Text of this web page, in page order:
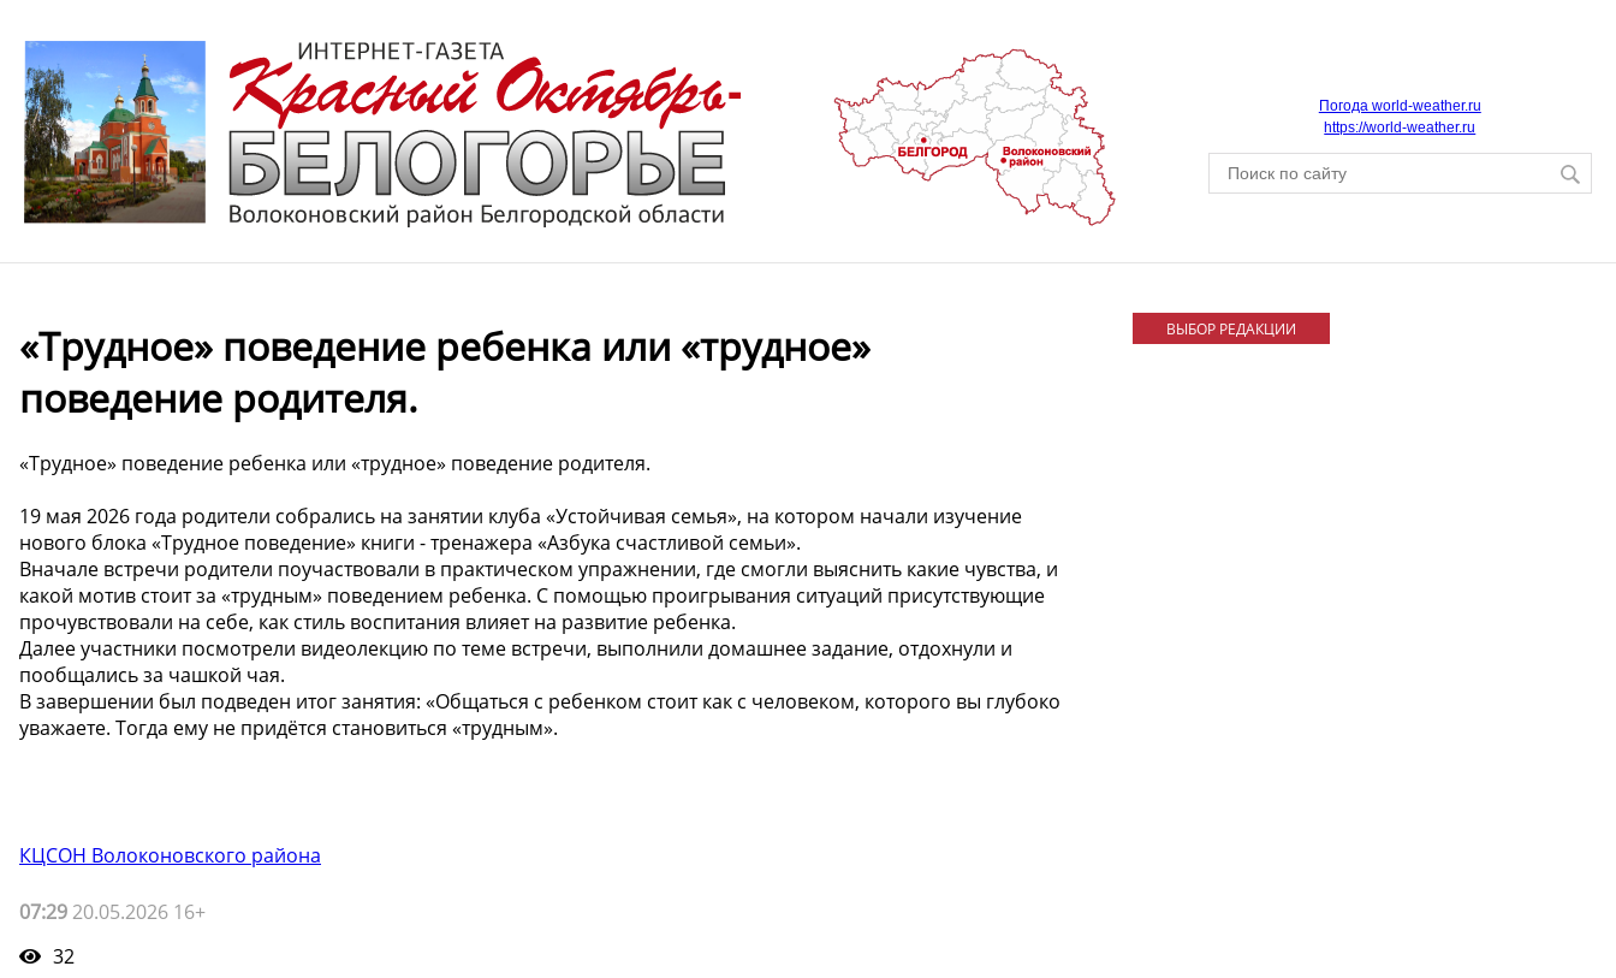
Погода world-weather.ru
https://world-weather.ru
«Трудное» поведение ребенка или «трудное»
поведение родителя.
«Трудное» поведение ребенка или «трудное» поведение родителя.
19 мая 2026 года родители собрались на занятии клуба «Устойчивая семья», на котором начали изучение
нового блока «Трудное поведение» книги - тренажера «Азбука счастливой семьи».
Вначале встречи родители поучаствовали в практическом упражнении, где смогли выяснить какие чувства, и
какой мотив стоит за «трудным» поведением ребенка. С помощью проигрывания ситуаций присутствующие
прочувствовали на себе, как стиль воспитания влияет на развитие ребенка.
Далее участники посмотрели видеолекцию по теме встречи, выполнили домашнее задание, отдохнули и
пообщались за чашкой чая.
В завершении был подведен итог занятия: «Общаться с ребенком стоит как с человеком, которого вы глубоко
уважаете. Тогда ему не придётся становиться «трудным».
КЦСОН Волоконовского района
07:29 20.05.2026 16+
32
ВЫБОР РЕДАКЦИИ